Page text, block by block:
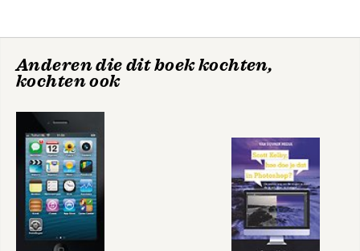
doe je dat in
Photoshop?
fotograferen,
11 Professionele afdrukken maken
12 Fotorecepten om dé foto te maken
Index
Anderen die dit boek kochten,
kochten ook